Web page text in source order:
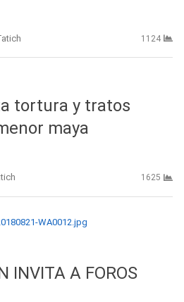
1124
tortura y tratos
maya
1625
INVITA A FOROS